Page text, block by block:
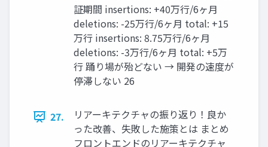
証期間 insertions: +40万行/6ヶ月
deletions: -25万行/6ヶ月 total: +15
万行 insertions: 8.75万行/6ヶ月
deletions: -3万行/6ヶ月 total: +5万
行 踊り場が殆どない → 開発の速度が
停滞しない 26
27.
リアーキテクチャの振り返り！良か
った改善、失敗した施策とは まとめ
フロントエンドのリアーキテクチャ